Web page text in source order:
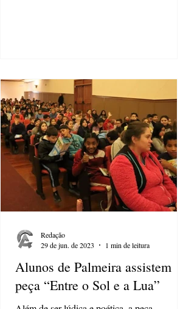
Alunos de Palmeira assistem
peça “Entre o Sol e a Lua”
Redação
29 de jun. de 2023
1 min de leitura